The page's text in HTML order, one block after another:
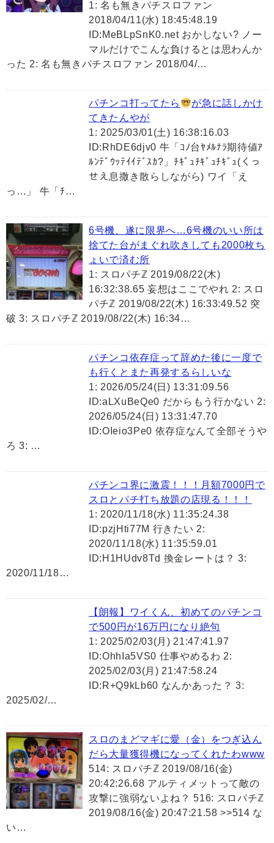
1: 名も無きパチスロファン
2018/04/11(水) 18:45:48.19
ID:MeBLpSnK0.net おかしない? ノー
マルだけでこんな負けるとは思わんか
った 2: 名も無きパチスロファン 2018/04/…
パチンコ打ってたら
が急に話しかけ
てきたんやが
1: 2025/03/01(土) 16:38:16.03
ID:RhDE6djv0 牛「ｺﾉ台ﾔﾒﾙﾅﾗ期待値ｱ
ﾙﾝﾃﾞｳｯﾃｲｲﾃﾞｽｶ?」ﾁｷﾞｭﾁｷﾞｭﾁｷﾞｭ(くっ
せえ息撒き散らしながら) ワイ「え
っ…」 牛「ﾁ…
6号機、遂に限界へ…6号機のいい所は
捨てた台がまぐれ吹きしても2000枚ち
ょいで済む所
1: スロパチℤ 2019/08/22(木)
16:32:38.65 妄想はここでやれ 2: スロ
パチℤ 2019/08/22(木) 16:33:49.52 突
破 3: スロパチℤ 2019/08/22(木) 16:34…
パチンコ依存症って辞めた後に一度で
も行くとまた再発するらしいな
1: 2026/05/24(日) 13:31:09.56
ID:aLXuBeQe0 だからもう行かない 2:
2026/05/24(日) 13:31:47.70
ID:OIeio3Pe0 依存症なんて全部そうや
ろ 3: …
パチンコ界に激震！！！月額7000円で
スロとパチ打ち放題の店現る！！！
1: 2020/11/18(水) 11:35:24.38
ID:pzjHti77M 行きたい 2:
2020/11/18(水) 11:35:59.01
ID:H1HUdv8Td 換金レートは？ 3:
2020/11/18…
【朗報】ワイくん、初めてのパチンコ
で500円が16万円になり絶句
1: 2025/02/03(月) 21:47:41.97
ID:OhhIa5VS0 仕事やめるわ 2:
2025/02/03(月) 21:47:58.24
ID:R+Q9kLb60 なんかあった？ 3:
2025/02/…
スロのまどマギに愛（金）をつぎ込ん
だら大量獲得機になってくれたわwww
514: スロパチℤ 2019/08/16(金)
20:42:26.68 アルティメットって敵の
攻撃に強弱ないよね？ 516: スロパチℤ
2019/08/16(金) 20:47:21.58 >>514 な
い…